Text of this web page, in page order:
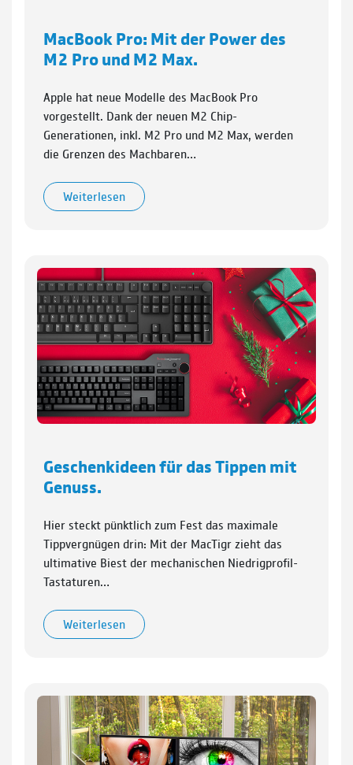
MacBook Pro: Mit der Power des
M2 Pro und M2 Max.
Apple hat neue Modelle des MacBook Pro
vorgestellt. Dank der neuen M2 Chip-
Generationen, inkl. M2 Pro und M2 Max, werden
die Grenzen des Machbaren…
Weiterlesen
Geschenkideen für das Tippen mit
Genuss.
Hier steckt pünktlich zum Fest das maximale
Tippvergnügen drin: Mit der MacTigr zieht das
ultimative Biest der mechanischen Niedrigprofil-
Tastaturen…
Weiterlesen